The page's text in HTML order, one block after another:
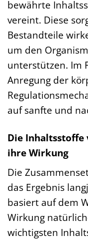
bewährte
vereint. Diese
Bestandteile
um den
unterstützen. Im
Anregung der
auf sanfte und
Die
ihre Wirkung
Die
das Ergebnis
basiert auf dem
Wirkung
wichtigsten